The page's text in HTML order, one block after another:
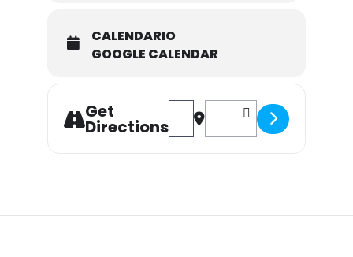
CALENDARIO
GOOGLE CALENDAR
Get
Directions
Address - Charla Javier González
Destination Address -